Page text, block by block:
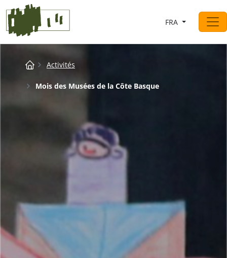
Saltar al contingut
Navigation principale
FRA
Breadcrumb
Activités
Mois des Musées de la Côte Basque